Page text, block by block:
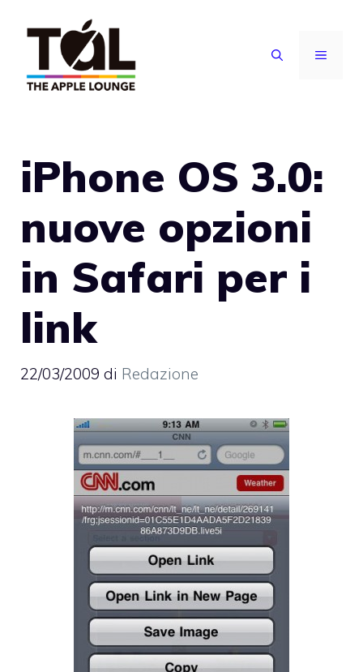
contenuto
MENU
iPhone OS 3.0:
nuove opzioni
in Safari per i
link
22/03/2009 di Redazione